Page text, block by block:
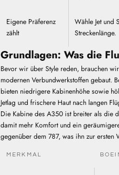
Eigene Präferenz
zählt
Wähle Jet und
Streckenlänge.
Grundlagen: Was die
Bevor wir über Style reden, brauchen
modernen Verbundwerkstoffen gebaut.
bieten niedrigere Kabinenhöhe sowie
Jetlag und frischere Haut nach langen
Die Kabine des A350 ist breiter als die
damit mehr Komfort und ein
gegenüber dem 787, was ihn zur ersten
MERKMAL